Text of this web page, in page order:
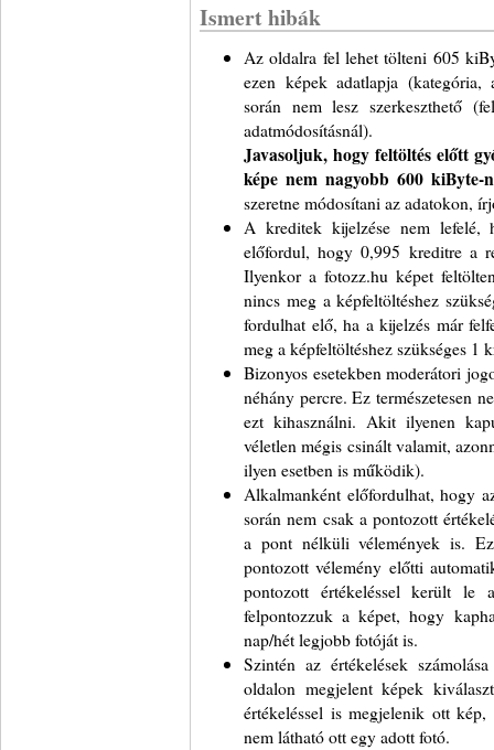
Ismert hibák
Az oldalra fel lehet tölteni 605
ezen képek adatlapja
során nem lesz szerkeszthető
adatmódosításnál).
Javasoljuk, hogy feltöltés előtt
képe nem nagyobb 600 kiByte-
szeretne módosítani az adatokon,
A kreditek kijelzése nem lefelé,
előfordul, hogy 0,995 kreditre a
Ilyenkor a fotozz.hu képet
nincs meg a képfeltöltéshez
fordulhat elő, ha a kijelzés már
meg a képfeltöltéshez szükséges 1
Bizonyos esetekben moderátori
néhány percre. Ez természetesen
ezt kihasználni. Akit ilyenen
véletlen mégis csinált valamit,
ilyen esetben is működik).
Alkalmanként előfordulhat, hogy
során nem csak a pontozott
a pont nélküli vélemények is.
pontozott vélemény előtti
pontozott értékeléssel került le
felpontozzuk a képet, hogy
nap/hét legjobb fotóját is.
Szintén az értékelések
oldalon megjelent képek
értékeléssel is megjelenik ott
nem látható ott egy adott fotó.